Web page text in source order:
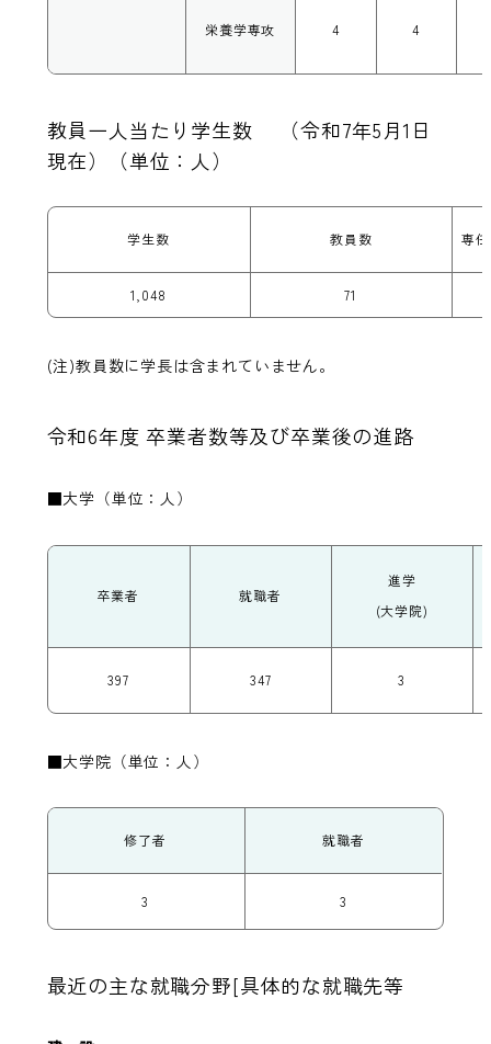
栄養学専攻 4 4
教員一人当たり学生数 （令和7年5月1日
現在）（単位：人）
学生数 教員数 専
1,048 71
(注)教員数に学長は含まれていません。
令和6年度 卒業者数等及び卒業後の進路
■大学（単位：人）
卒業者 就職者
進学
(大学院)
397 347 3
■大学院（単位：人）
修了者 就職者
3 3
最近の主な就職分野[具体的な就職先等